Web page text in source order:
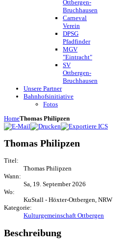
Ottbergen-
Bruchhausen
Carneval
Verein
DPSG
Pfadfinder
MGV
"Eintracht"
SV
Ottbergen-
Bruchhausen
Unsere Partner
Bahnhofsinitiative
Fotos
HomeThomas Philipzen
Thomas Philipzen
Titel:
Thomas Philipzen
Wann:
Sa, 19. September 2026
Wo:
KuStall - Höxter-Ottbergen, NRW
Kategorie:
Kulturgemeinschaft Ottbergen
Beschreibung